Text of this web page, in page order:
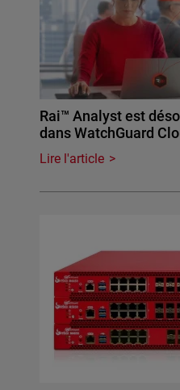
Rai™ Analyst est
dans WatchGuard
Lire l'article